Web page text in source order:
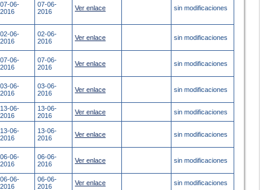
07-06-
2016
07-06-
2016
Ver enlace sin modificaciones
02-06-
2016
02-06-
2016
Ver enlace sin modificaciones
07-06-
2016
07-06-
2016
Ver enlace sin modificaciones
03-06-
2016
03-06-
2016
Ver enlace sin modificaciones
13-06-
2016
13-06-
2016
Ver enlace sin modificaciones
13-06-
2016
13-06-
2016
Ver enlace sin modificaciones
06-06-
2016
06-06-
2016
Ver enlace sin modificaciones
06-06-
2016
06-06-
2016
Ver enlace sin modificaciones